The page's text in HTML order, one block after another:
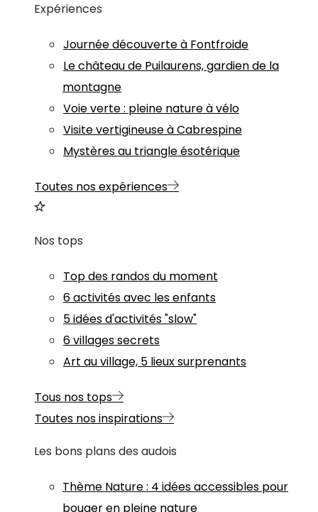
Expériences
Journée découverte à Fontfroide
Le château de Puilaurens, gardien de la
montagne
Voie verte : pleine nature à vélo
Visite vertigineuse à Cabrespine
Mystères au triangle ésotérique
Toutes nos expériences
Nos tops
Top des randos du moment
6 activités avec les enfants
5 idées d'activités "slow"
6 villages secrets
Art au village, 5 lieux surprenants
Tous nos tops
Toutes nos inspirations
Les bons plans des audois
Thème Nature: 4 idées accessibles pour
bouger en pleine nature